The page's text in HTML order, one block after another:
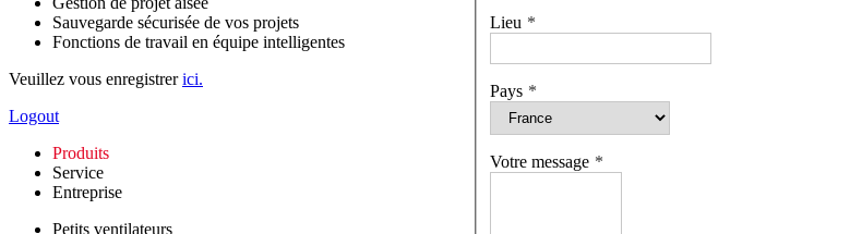
Sauvegarde sécurisée de vos projets
Fonctions de travail en équipe intelligentes
Veuillez vous enregistrerici.
Logout
Produits
Service
Entreprise
Petits ventilateurs
Lieu
Pays
Votre message